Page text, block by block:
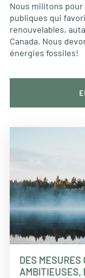
Nous militons pour
publiques qui
renouvelables,
Canada. Nous
énergies fossiles!
DES MESURES
AMBITIEUSES,